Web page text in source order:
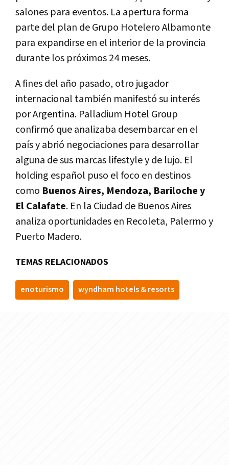
salones para eventos. La apertura forma
parte del plan de Grupo Hotelero Albamonte
para expandirse en el interior de la provincia
durante los próximos 24 meses.
A fines del año pasado, otro jugador
internacional también manifestó su interés
por Argentina. Palladium Hotel Group
confirmó que analizaba desembarcar en el
país y abrió negociaciones para desarrollar
alguna de sus marcas lifestyle y de lujo. El
holding español puso el foco en destinos
como Buenos Aires, Mendoza, Bariloche y
El Calafate. En la Ciudad de Buenos Aires
analiza oportunidades en Recoleta, Palermo y
Puerto Madero.
TEMAS RELACIONADOS
enoturismo wyndham hotels & resorts